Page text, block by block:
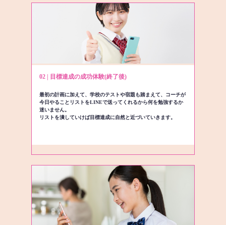
02 | 目標達成の成功体験(終了後)
最初の計画に加えて、学校のテストや宿題も踏まえて、コーチが
今日やることリストをLINEで送ってくれるから何を勉強するか
迷いません。
リストを潰していけば目標達成に自然と近づいていきます。